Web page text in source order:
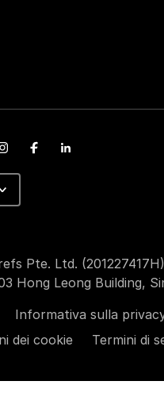
Pte. Ltd.
Hong Leong Building,
Informativa sulla
dei cookie
Termini di